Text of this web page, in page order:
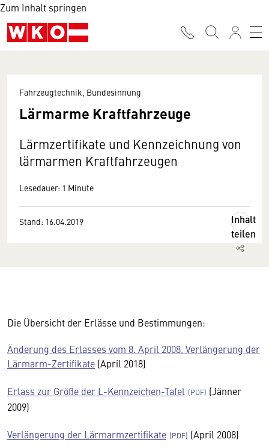
Zum Inhalt springen
Fahrzeugtechnik, Bundesinnung
Lärmarme Kraftfahrzeuge
Lärmzertifikate und Kennzeichnung von
lärmarmen Kraftfahrzeugen
Lesedauer: 1 Minute
Stand: 16.04.2019
Inhalt
teilen
Die Übersicht der Erlässe und Bestimmungen:
Änderung des Erlasses vom 8. April 2008, Verlängerung der
Lärmarm-Zertifikate (April 2018)
Erlass zur Größe der L-Kennzeichen-Tafel
(Jänner
2009)
Verlängerung der Lärmarmzertifikate (April 2008)